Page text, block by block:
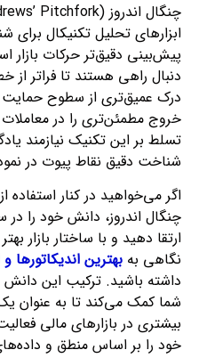
ابزارهای تحلیل تکنیکال برای
پیش‌بینی دقیق‌تر حرکات بازار
دنبال راهی هستند تا فراتر
درک عمیق‌تری از سطوح حمایت
خروج مطمئن‌تری را در معاملات
تسلط بر این تکنیک نیازمند
شناخت دقیق نقاط پیوت در
اگر می‌خواهید در کنار استفاده
چنگال اندروز، دانش خود را
ارتقا دهید و با ساختار بازار
نگاهی به بهترین اندیکاتورها
داشته باشید. ترکیب این دانش
شما کمک می‌کند تا به عنوان
بیشتری در بازارهای مالی
خود را بر اساس منطق و